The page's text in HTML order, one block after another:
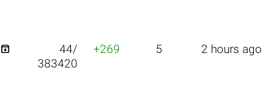

44/
383420
+269 5 2 hours ago